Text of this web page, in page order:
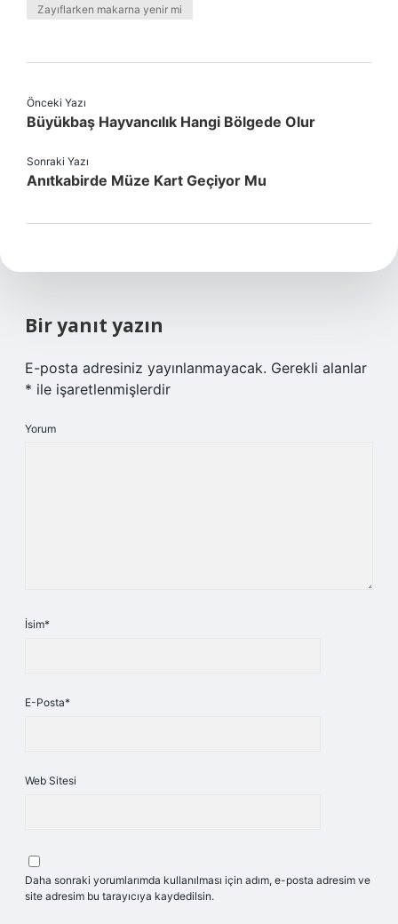
Zayıflarken makarna yenir mi
Önceki Yazı
Büyükbaş Hayvancılık Hangi Bölgede Olur
Sonraki Yazı
Anıtkabirde Müze Kart Geçiyor Mu
Bir yanıt yazın
E-posta adresiniz yayınlanmayacak. Gerekli alanlar
* ile işaretlenmişlerdir
Yorum
İsim*
E-Posta*
Web Sitesi
Daha sonraki yorumlarımda kullanılması için adım, e-posta adresim ve
site adresim bu tarayıcıya kaydedilsin.